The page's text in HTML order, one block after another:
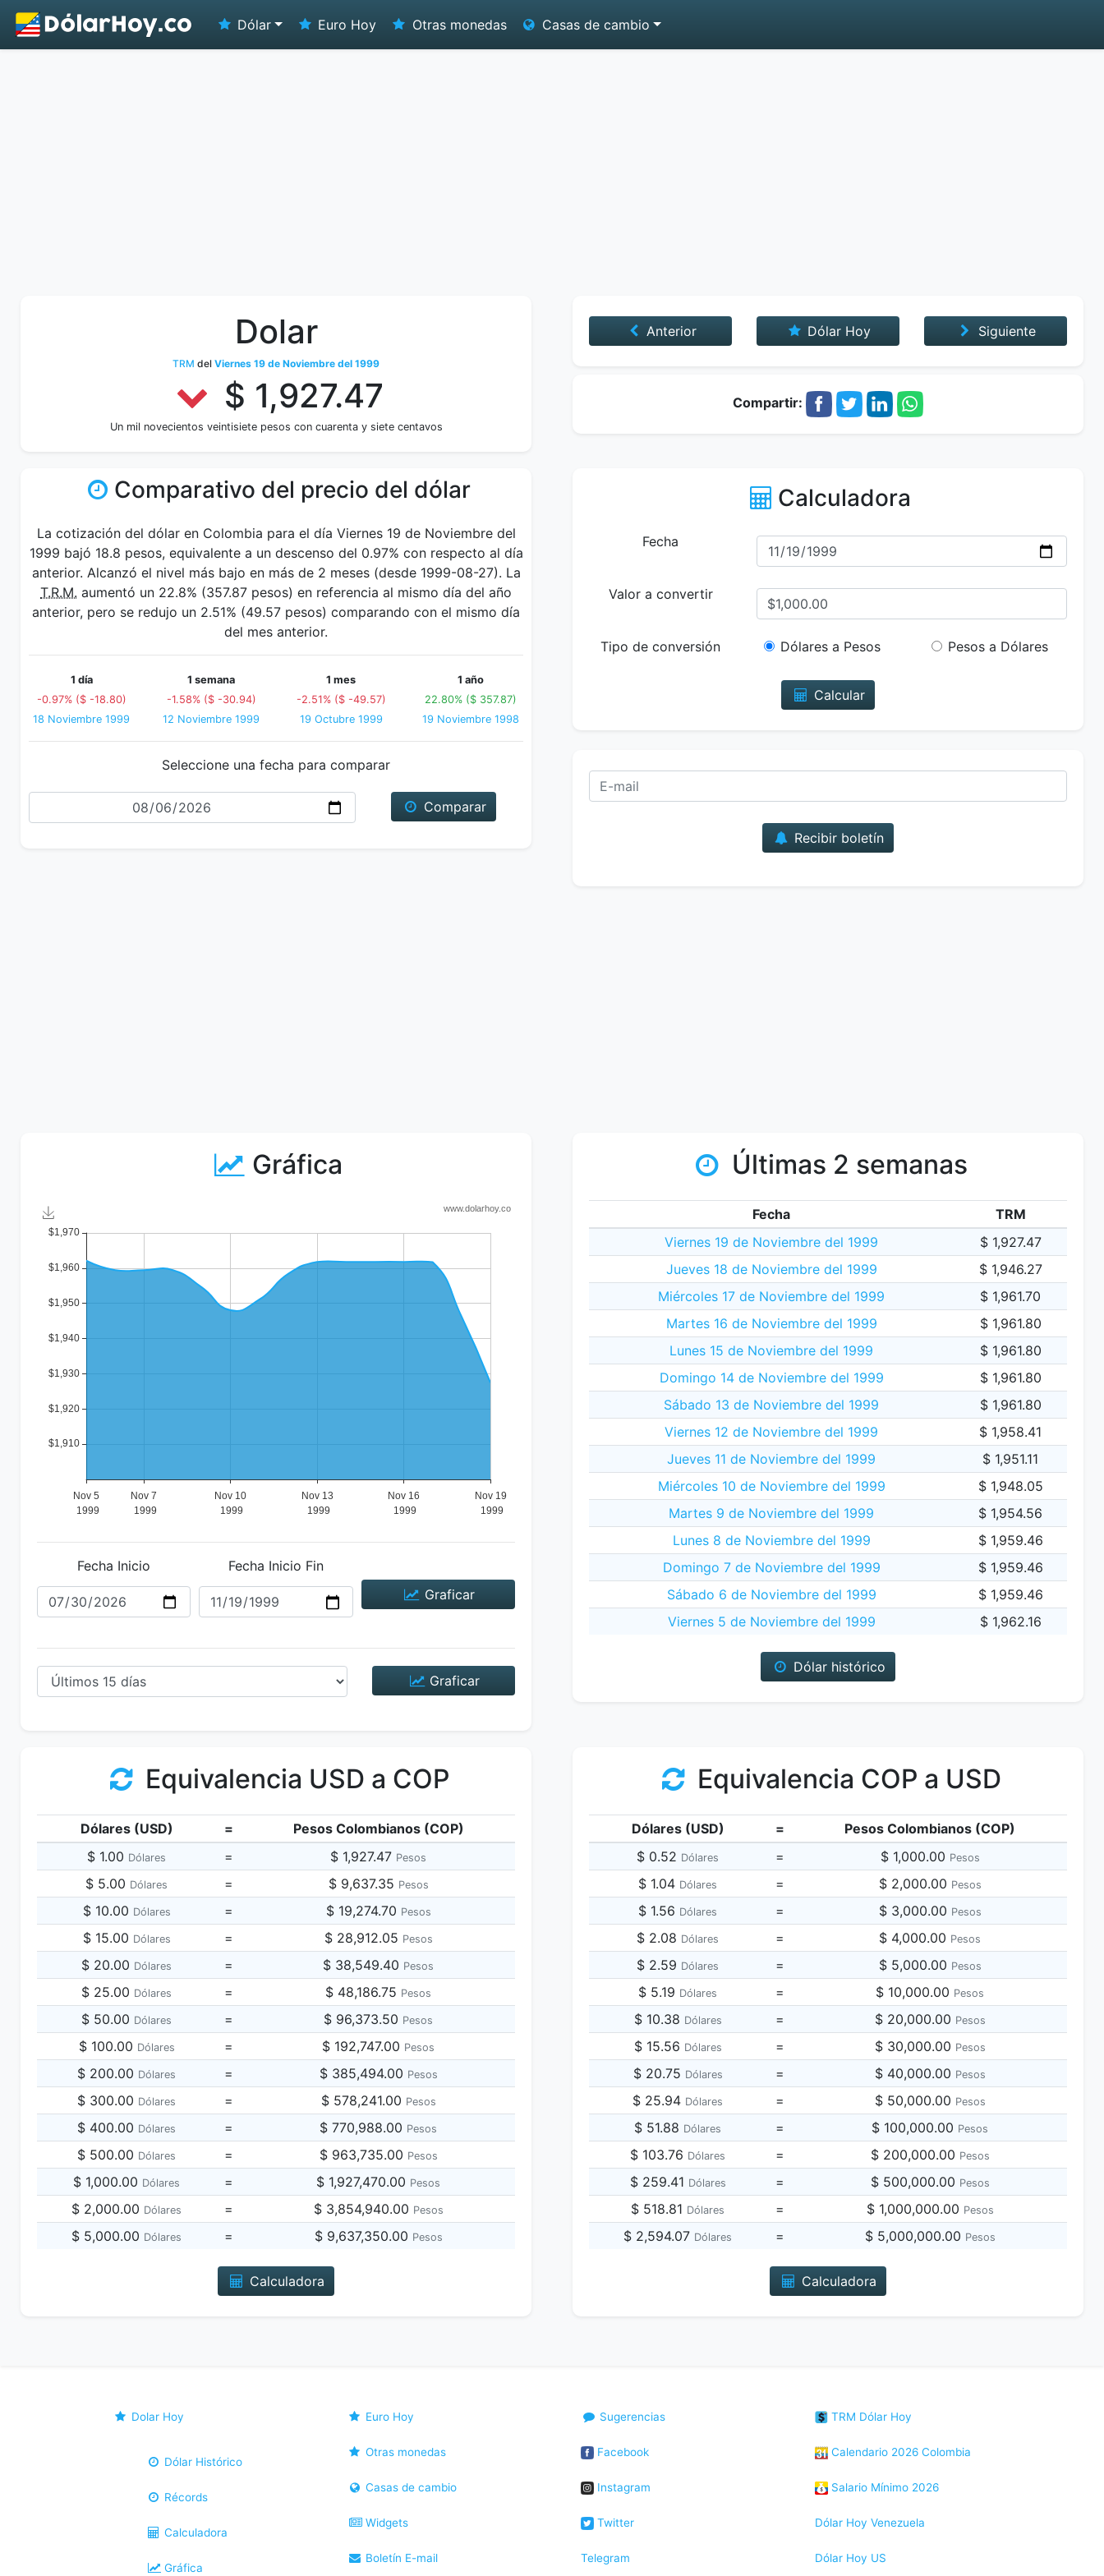
Dólar Euro Hoy Otras monedas Casas de cambio
Dolar
TRM del Viernes 19 de Noviembre del 1999
$ 1,927.47
Un mil novecientos veintisiete pesos con cuarenta y siete centavos
Anterior Dólar Hoy Siguiente
Compartir:
Comparativo del precio del dólar
La cotización del dólar en Colombia para el día Viernes 19 de Noviembre del
1999 bajó 18.8 pesos, equivalente a un descenso del 0.97% con respecto al día
anterior. Alcanzó el nivel más bajo en más de 2 meses (desde 1999-08-27). La
T.R.M. aumentó un 22.8% (357.87 pesos) en referencia al mismo día del año
anterior, pero se redujo un 2.51% (49.57 pesos) comparando con el mismo día
del mes anterior.
1 día
-0.97% ($ -18.80)
18 Noviembre 1999
1 semana
-1.58% ($ -30.94)
12 Noviembre 1999
1 mes
-2.51% ($ -49.57)
19 Octubre 1999
1 año
22.80% ($ 357.87)
19 Noviembre 1998
Seleccione una fecha para comparar
Fecha
Comparar
Calculadora
Fecha
Valor a convertir
Tipo de conversión Dólares a Pesos Pesos a Dólares
Calcular
Recibir boletín
Gráfica
Fecha Inicio
Fecha Inicio Fin
Graficar
Graficar
Últimas 2 semanas
Fecha
TRM
Viernes 19 de Noviembre del 1999
$ 1,927.47
Jueves 18 de Noviembre del 1999
$ 1,946.27
Miércoles 17 de Noviembre del 1999
$ 1,961.70
Martes 16 de Noviembre del 1999
$ 1,961.80
Lunes 15 de Noviembre del 1999
$ 1,961.80
Domingo 14 de Noviembre del 1999
$ 1,961.80
Sábado 13 de Noviembre del 1999
$ 1,961.80
Viernes 12 de Noviembre del 1999
$ 1,958.41
Jueves 11 de Noviembre del 1999
$ 1,951.11
Miércoles 10 de Noviembre del 1999
$ 1,948.05
Martes 9 de Noviembre del 1999
$ 1,954.56
Lunes 8 de Noviembre del 1999
$ 1,959.46
Domingo 7 de Noviembre del 1999
$ 1,959.46
Sábado 6 de Noviembre del 1999
$ 1,959.46
Viernes 5 de Noviembre del 1999
$ 1,962.16
Dólar histórico
Equivalencia USD a COP
Dólares (USD) =
Pesos Colombianos (COP)
$ 1.00 Dólares = $ 1,927.47 Pesos
$ 5.00 Dólares = $ 9,637.35 Pesos
$ 10.00 Dólares = $ 19,274.70 Pesos
$ 15.00 Dólares = $ 28,912.05 Pesos
$ 20.00 Dólares = $ 38,549.40 Pesos
$ 25.00 Dólares = $ 48,186.75 Pesos
$ 50.00 Dólares = $ 96,373.50 Pesos
$ 100.00 Dólares = $ 192,747.00 Pesos
$ 200.00 Dólares = $ 385,494.00 Pesos
$ 300.00 Dólares = $ 578,241.00 Pesos
$ 400.00 Dólares = $ 770,988.00 Pesos
$ 500.00 Dólares = $ 963,735.00 Pesos
$ 1,000.00 Dólares = $ 1,927,470.00 Pesos
$ 2,000.00 Dólares = $ 3,854,940.00 Pesos
$ 5,000.00 Dólares = $ 9,637,350.00 Pesos
Calculadora
Equivalencia COP a USD
Dólares (USD) =
Pesos Colombianos (COP)
$ 0.52 Dólares = $ 1,000.00 Pesos
$ 1.04 Dólares = $ 2,000.00 Pesos
$ 1.56 Dólares = $ 3,000.00 Pesos
$ 2.08 Dólares = $ 4,000.00 Pesos
$ 2.59 Dólares = $ 5,000.00 Pesos
$ 5.19 Dólares = $ 10,000.00 Pesos
$ 10.38 Dólares = $ 20,000.00 Pesos
$ 15.56 Dólares = $ 30,000.00 Pesos
$ 20.75 Dólares = $ 40,000.00 Pesos
$ 25.94 Dólares = $ 50,000.00 Pesos
$ 51.88 Dólares = $ 100,000.00 Pesos
$ 103.76 Dólares = $ 200,000.00 Pesos
$ 259.41 Dólares = $ 500,000.00 Pesos
$ 518.81 Dólares = $ 1,000,000.00 Pesos
$ 2,594.07 Dólares = $ 5,000,000.00 Pesos
Calculadora
Dolar Hoy
Dólar Histórico
Récords
Calculadora
Gráfica
Euro Hoy
Otras monedas
Casas de cambio
Widgets
Boletín E-mail
Sugerencias
Facebook
Instagram
Twitter
Telegram
TRM Dólar Hoy
Calendario 2026 Colombia
Salario Mínimo 2026
Dólar Hoy Venezuela
Dólar Hoy US